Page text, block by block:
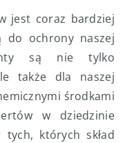
jest coraz bardziej
do ochrony naszej
są nie tylko
także dla naszej
środkami
w dziedzinie
których skład